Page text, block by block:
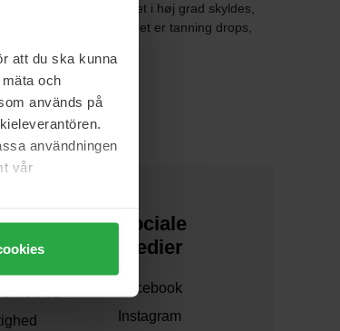
att du ska kunna
och
används på
användningen
vår
uhyre populære, hvilket i høj grad skyldes,
Perle de Soleil - det er tanning drops,
Sociale
medier
Facebook
Instagram